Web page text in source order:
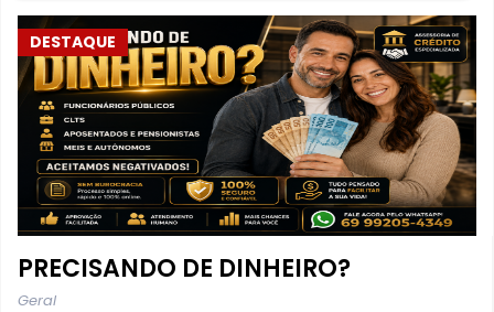
DESTAQUE
PRECISANDO DE DINHEIRO?
Geral